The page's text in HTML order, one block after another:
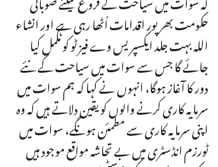
حکومت بھرپور اقدامات اُٹھا رہی ہے اور انشاء
اللہ بہت جلد ایکسپریس وے فیز ٹو کو مکمل کیا
جائے گا جس سے سوات میں سیاحت کے نئے
دور کا آغاز ہوگا، انہوں نے کہا کہ ہم سوات میں
سرمایہ کاری کرنے والوں کو یقین دلاتے ہیں کہ وہ
اپنی سرمایہ کاری سے مطمئن ہونگے، سوات میں
ٹورزم انڈسٹری میں بے تحاشہ مواقع موجود ہیں